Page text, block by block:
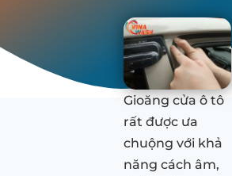
Gioăng cửa ô tô
rất được ưa
chuộng với khả
năng cách âm,